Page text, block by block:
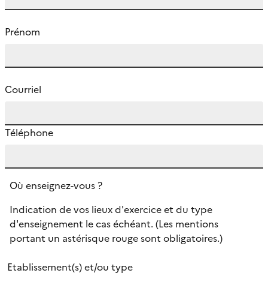
Prénom
Courriel
Téléphone
Où enseignez-vous ?
Indication de vos lieux d'exercice et du type
d'enseignement le cas échéant. (Les mentions
portant un astérisque rouge sont obligatoires.)
Etablissement(s) et/ou type